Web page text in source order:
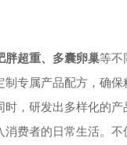
超重、 多囊卵巢等不
制专属产品配方，确保
，研发出多样化的产
消费者的日常生活。不